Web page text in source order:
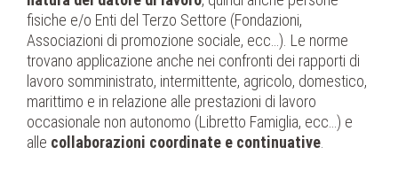
fisiche e/o Enti del Terzo Settore (Fondazioni,
Associazioni di promozione sociale, ecc…). Le norme
trovano applicazione anche nei confronti dei rapporti di
lavoro somministrato, intermittente, agricolo, domestico,
marittimo e in relazione alle prestazioni di lavoro
occasionale non autonomo (Libretto Famiglia, ecc…) e
alle collaborazioni coordinate e continuative.